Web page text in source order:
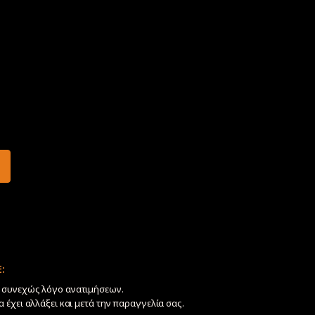
συνεχώς λόγο ανατιμήσεων.
έχει αλλάξει και μετά την παραγγελία σας.